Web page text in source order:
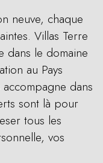
neuve, chaque
Villas Terre
dans le domaine
au Pays
dans
sont là pour
tous les
vos